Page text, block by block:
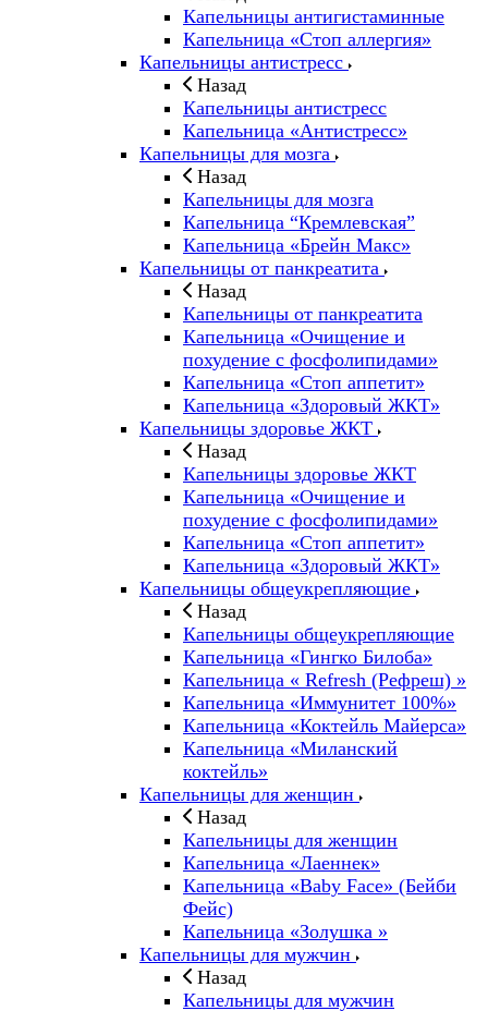
Капельницы антигистаминные
Капельница «Стоп аллергия»
Капельницы антистресс
Назад
Капельницы антистресс
Капельница «Антистресс»
Капельницы для мозга
Назад
Капельницы для мозга
Капельница “Кремлевская”
Капельница «Брейн Макс»
Капельницы от панкреатита
Назад
Капельницы от панкреатита
Капельница «Очищение и
похудение с фосфолипидами»
Капельница «Стоп аппетит»
Капельница «Здоровый ЖКТ»
Капельницы здоровье ЖКТ
Назад
Капельницы здоровье ЖКТ
Капельница «Очищение и
похудение с фосфолипидами»
Капельница «Стоп аппетит»
Капельница «Здоровый ЖКТ»
Капельницы общеукрепляющие
Назад
Капельницы общеукрепляющие
Капельница «Гингко Билоба»
Капельница « Refresh (Рефреш) »
Капельница «Иммунитет 100%»
Капельница «Коктейль Майерса»
Капельница «Миланский
коктейль»
Капельницы для женщин
Назад
Капельницы для женщин
Капельница «Лаеннек»
Капельница «Baby Face» (Бейби
Фейс)
Капельница «Золушка »
Капельницы для мужчин
Назад
Капельницы для мужчин